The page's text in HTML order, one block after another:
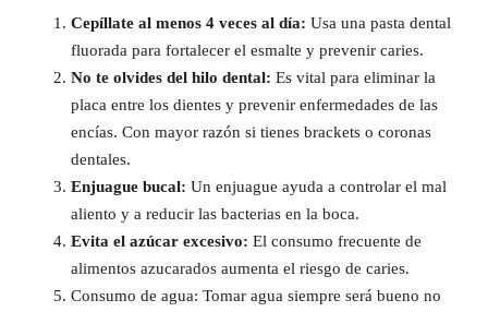
Cepíllate al menos 4 veces al día: Usa una pasta dental
fluorada para fortalecer el esmalte y prevenir caries.
No te olvides del hilo dental: Es vital para eliminar la
placa entre los dientes y prevenir enfermedades de las
encías. Con mayor razón si tienes brackets o coronas
dentales.
Enjuague bucal: Un enjuague ayuda a controlar el mal
aliento y a reducir las bacterias en la boca.
Evita el azúcar excesivo: El consumo frecuente de
alimentos azucarados aumenta el riesgo de caries.
Consumo de agua: Tomar agua siempre será bueno no